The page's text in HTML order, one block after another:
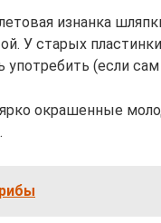
изнанка
У старых
(если сам
окрашенные